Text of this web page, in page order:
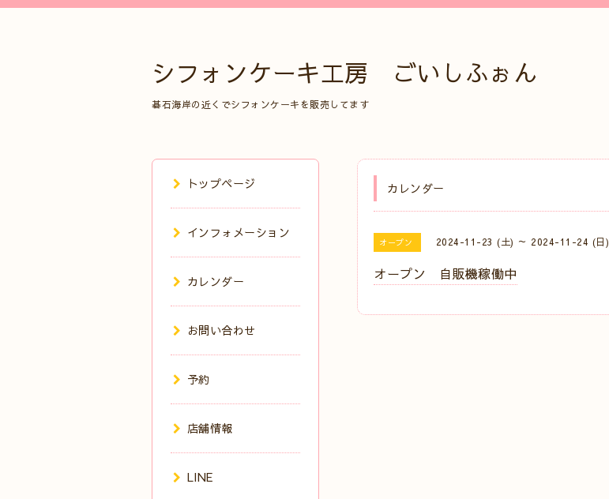
シフォンケーキ工房 ごいしふぉん
碁石海岸の近くでシフォンケーキを販売してます
カレンダー
オープン 2024-11-23 (土) ～ 2024-11-24 (日)
オープン 自販機稼働中
トップページ
インフォメーション
カレンダー
お問い合わせ
予約
店舗情報
LINE